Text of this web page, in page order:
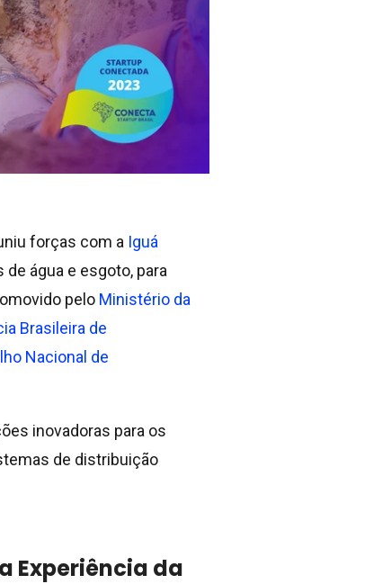
forças com a Iguá
água e esgoto, para
pelo Ministério da
Brasileira de
Nacional de
inovadoras para os
de distribuição
Experiência da